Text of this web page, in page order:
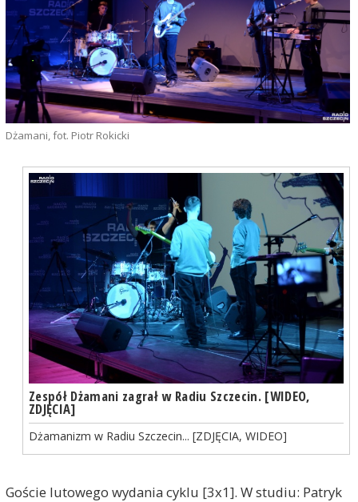
Dżamani, fot. Piotr Rokicki
Zespół Dżamani zagrał w Radiu Szczecin. [WIDEO,
ZDJĘCIA]
Dżamanizm w Radiu Szczecin... [ZDJĘCIA, WIDEO]
Goście lutowego wydania cyklu [3x1]. W studiu: Patryk